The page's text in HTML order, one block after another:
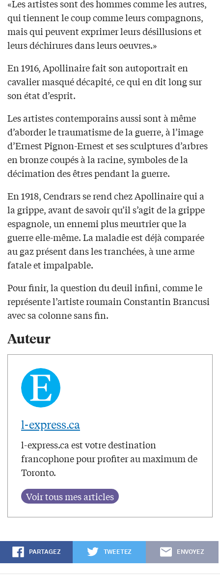
«Les artistes sont des hommes comme les autres,
qui tiennent le coup comme leurs compagnons,
mais qui peuvent exprimer leurs désillusions et
leurs déchirures dans leurs oeuvres.»
En 1916, Apollinaire fait son autoportrait en
cavalier masqué décapité, ce qui en dit long sur
son état d’esprit.
Les artistes contemporains aussi sont à même
d’aborder le traumatisme de la guerre, à l’image
d’Ernest Pignon-Ernest et ses sculptures d’arbres
en bronze coupés à la racine, symboles de la
décimation des êtres pendant la guerre.
En 1918, Cendrars se rend chez Apollinaire qui a
la grippe, avant de savoir qu’il s’agit de la grippe
espagnole, un ennemi plus meurtrier que la
guerre elle-même. La maladie est déjà comparée
au gaz présent dans les tranchées, à une arme
fatale et impalpable.
Pour finir, la question du deuil infini, comme le
représente l’artiste roumain Constantin Brancusi
avec sa colonne sans fin.
Auteur
l-express.ca
l-express.ca est votre destination
francophone pour profiter au maximum de
Toronto.
PARTAGEZ TWEETEZ ENVOYEZ